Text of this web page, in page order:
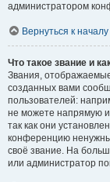
администратором
Вернуться к началу
Что такое звание и
Звания,
созданных вами
пользователей:
не можете напрямую
так как они
конференцию
своё звание. На
или администратор